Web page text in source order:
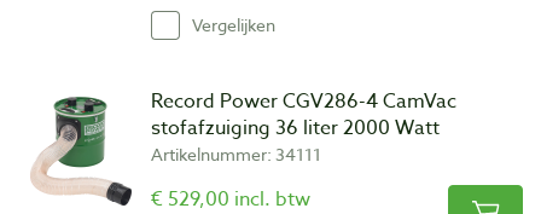
Vergelijken
Record Power CGV286-4 CamVac
stofafzuiging 36 liter 2000 Watt
Artikelnummer: 34111
€ 529,00 incl. btw